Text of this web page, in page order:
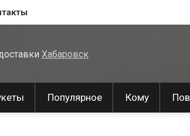
Хабаровск
Популярное Кому